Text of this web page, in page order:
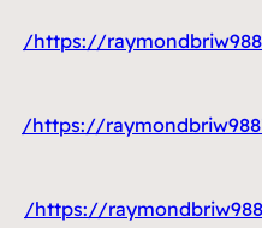
https://raymondbriw98877.slypage.com/23328468/
https://raymondbriw98877.slypage.com/23328470/
https://raymondbriw98877.slypage.com/23328471/